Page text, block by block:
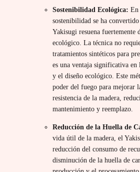
Sostenibilidad Ecológica: En
sostenibilidad se ha
Yakisugi resuena fuertemente
ecológico. La técnica no
tratamientos sintéticos para
es una ventaja significativa en
y el diseño ecológico. Este
poder del fuego para mejorar
resistencia de la madera,
mantenimiento y reemplazo.
Reducción de la Huella de
vida útil de la madera, el
reducción del consumo de
disminución de la huella de